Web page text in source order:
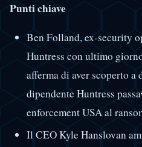
Punti chiave
Ben Folland, ex-security
Huntress con ultimo
afferma di aver scoperto a
dipendente Huntress
enforcement USA al
Il CEO Kyle Hanslovan